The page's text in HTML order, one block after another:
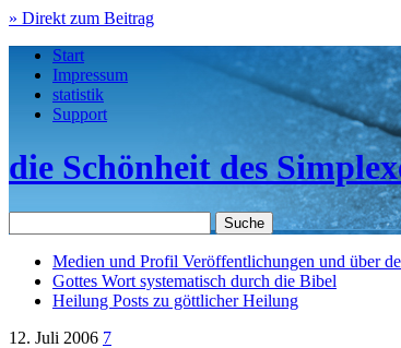
» Direkt zum Beitrag
Start
Impressum
statistik
Support
die Schönheit des
Medien und Profil Veröffentlichungen und über
Gottes Wort systematisch durch die Bibel
Heilung Posts zu göttlicher Heilung
12. Juli 2006 7